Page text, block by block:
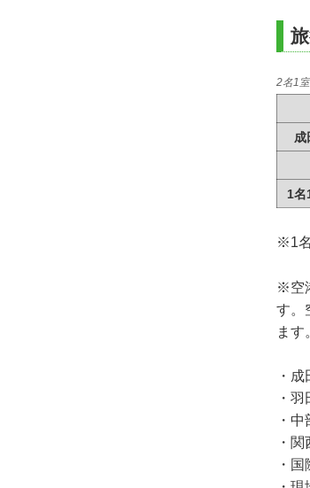
成
1名
2名1
※1
※空
す。
ます
・
・
・
・
・